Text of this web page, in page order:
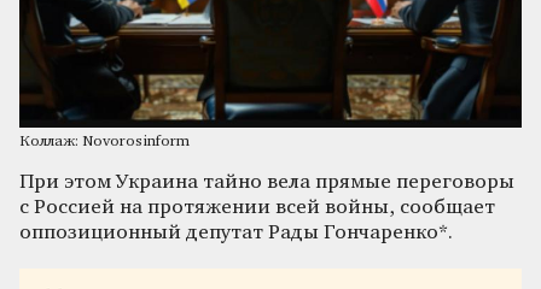
Коллаж: Novorosinform
При этом Украина тайно вела прямые переговоры
с Россией на протяжении всей войны, сообщает
оппозиционный депутат Рады Гончаренко*.